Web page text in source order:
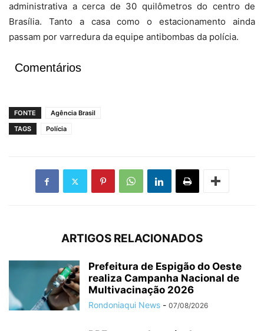
administrativa a cerca de 30 quilômetros do centro de
Brasília. Tanto a casa como o estacionamento ainda
passam por varredura da equipe antibombas da polícia.
Comentários
FONTE
Agência Brasil
TAGS
Polícia
ARTIGOS RELACIONADOS
Prefeitura de Espigão do Oeste
realiza Campanha Nacional de
Multivacinação 2026
Rondoniaqui News - 07/08/2026